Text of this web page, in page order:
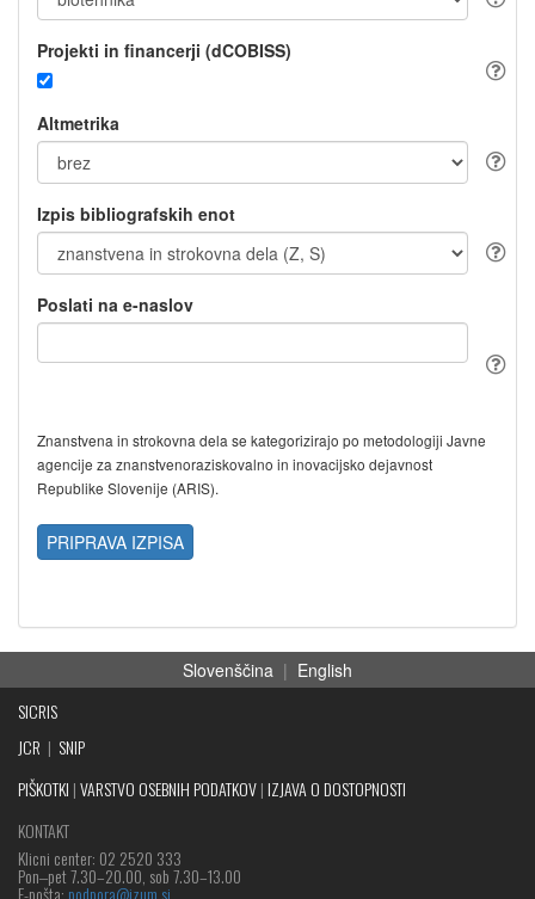
Projekti in financerji (dCOBISS)
Altmetrika
Izpis bibliografskih enot
Poslati na e-naslov
Znanstvena in strokovna dela se kategorizirajo po metodologiji Javne
agencije za znanstvenoraziskovalno in inovacijsko dejavnost
Republike Slovenije (ARIS).
PRIPRAVA IZPISA
Slovenščina | English
SICRIS
JCR | SNIP
PIŠKOTKI |VARSTVO OSEBNIH PODATKOV| IZJAVA O DOSTOPNOSTI
KONTAKT
Klicni center: 02 2520 333
Pon‒pet 7.30–20.00, sob 7.30–13.00
E-pošta: podpora@izum.si